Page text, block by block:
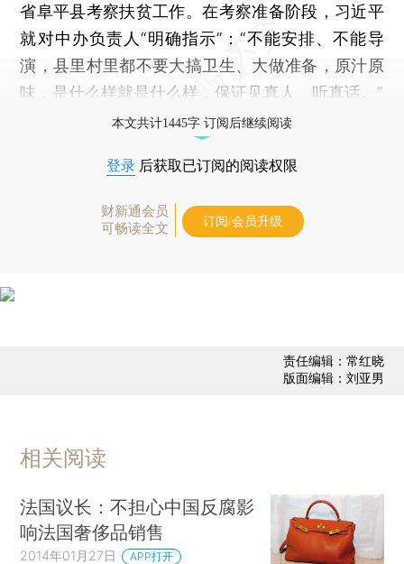
省阜平县考察扶贫工作。在考察准备阶段，习近平
就对中办负责人“明确指示”：“不能安排、不能导
演，县里村里都不要大搞卫生、大做准备，原汁原
味，是什么样就是什么样，保证见真人、听真话。”
本文共计1445字 订阅后继续阅读
登录 后获取已订阅的阅读权限
财新通会员
可畅读全文
订阅/会员升级
责任编辑：常红晓
版面编辑：刘亚男
相关阅读
法国议长：不担心中国反腐影
响法国奢侈品销售
2014年01月27日 APP打开